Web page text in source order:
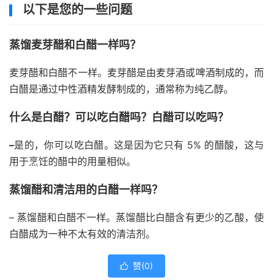
以下是您的一些问题
蒸馏麦芽醋和白醋一样吗？
麦芽醋和白醋不一样。麦芽醋是由麦芽酒或啤酒制成的，而
白醋是通过中性酒精发酵制成的，通常称为纯乙醇。
什么是白醋？可以吃白醋吗？白醋可以吃吗？
–是的，你可以吃白醋。这是因为它只有 5% 的醋酸，这与
用于烹饪的醋中的用量相似。
蒸馏醋和清洁用的白醋一样吗？
– 蒸馏醋和白醋不一样。蒸馏醋比白醋含有更少的乙酸，使
白醋成为一种不太有效的清洁剂。
 赞(0)